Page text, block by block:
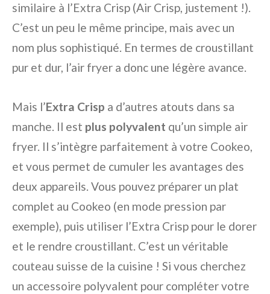
similaire à l’Extra Crisp (Air Crisp, justement !).
C’est un peu le même principe, mais avec un
nom plus sophistiqué. En termes de croustillant
pur et dur, l’air fryer a donc une légère avance.
Mais l’Extra Crisp a d’autres atouts dans sa
manche. Il est plus polyvalent qu’un simple air
fryer. Il s’intègre parfaitement à votre Cookeo,
et vous permet de cumuler les avantages des
deux appareils. Vous pouvez préparer un plat
complet au Cookeo (en mode pression par
exemple), puis utiliser l’Extra Crisp pour le dorer
et le rendre croustillant. C’est un véritable
couteau suisse de la cuisine ! Si vous cherchez
un accessoire polyvalent pour compléter votre